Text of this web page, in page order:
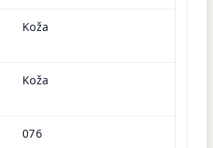
Koža
Koža
076